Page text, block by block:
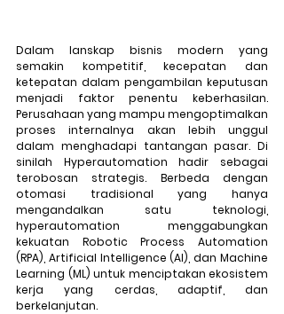
Dalam lanskap bisnis modern yang
semakin kompetitif, kecepatan dan
ketepatan dalam pengambilan keputusan
menjadi faktor penentu keberhasilan.
Perusahaan yang mampu mengoptimalkan
proses internalnya akan lebih unggul
dalam menghadapi tantangan pasar. Di
sinilah Hyperautomation hadir sebagai
terobosan strategis. Berbeda dengan
otomasi tradisional yang hanya
mengandalkan satu teknologi,
hyperautomation menggabungkan
kekuatan Robotic Process Automation
(RPA), Artificial Intelligence (AI), dan Machine
Learning (ML) untuk menciptakan ekosistem
kerja yang cerdas, adaptif, dan
berkelanjutan.